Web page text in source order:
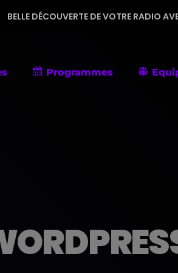
DE VOTRE RADIO AVEC UNE
Programmes